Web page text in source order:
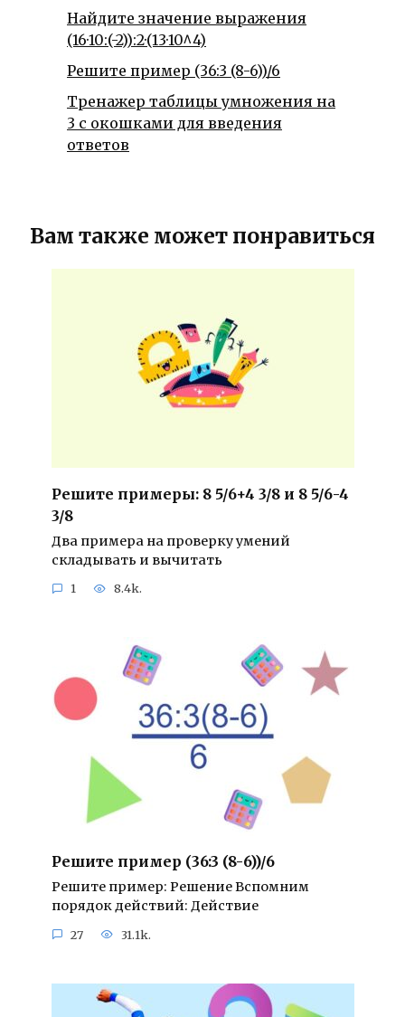
Найдите значение выражения
(16·10:(-2)):2·(13·10^4)
Решите пример (36:3 (8-6))/6
Тренажер таблицы умножения на
3 с окошками для введения
ответов
Вам также может понравиться
Решите примеры: 8 5/6+4 3/8 и 8 5/6-4
3/8
Два примера на проверку умений
складывать и вычитать
1 8.4k.
Решите пример (36:3 (8-6))/6
Решите пример: Решение Вспомним
порядок действий: Действие
27 31.1k.